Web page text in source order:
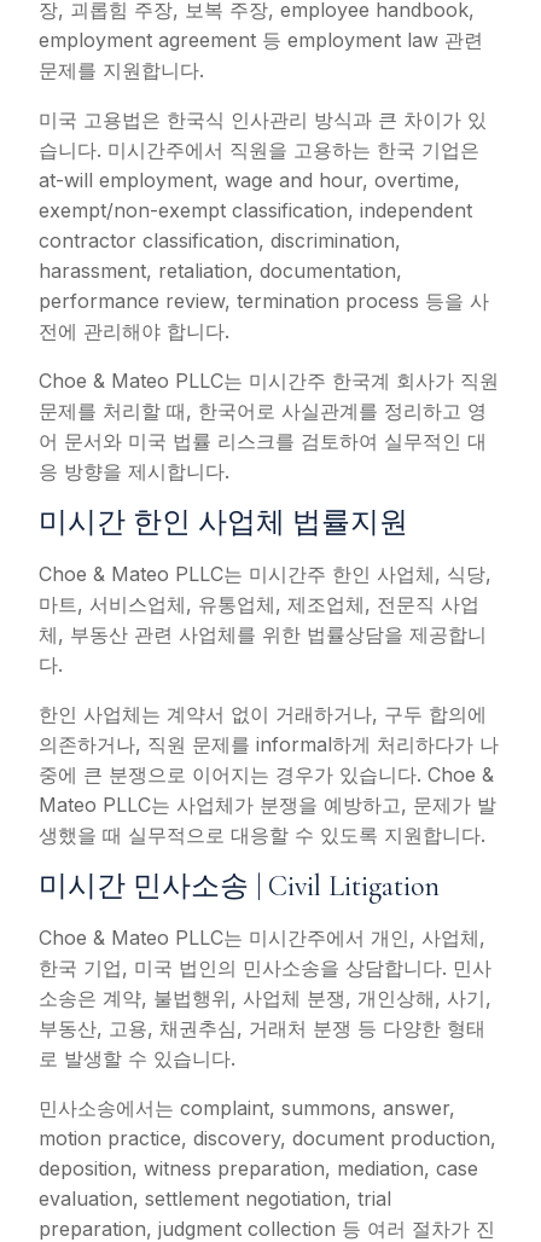
장, 괴롭힘 주장, 보복 주장, employee handbook,
employment agreement 등 employment law 관련
문제를 지원합니다.
미국 고용법은 한국식 인사관리 방식과 큰 차이가 있
습니다. 미시간주에서 직원을 고용하는 한국 기업은
at-will employment, wage and hour, overtime,
exempt/non-exempt classification, independent
contractor classification, discrimination,
harassment, retaliation, documentation,
performance review, termination process 등을 사
전에 관리해야 합니다.
Choe & Mateo PLLC는 미시간주 한국계 회사가 직원
문제를 처리할 때, 한국어로 사실관계를 정리하고 영
어 문서와 미국 법률 리스크를 검토하여 실무적인 대
응 방향을 제시합니다.
미시간 한인 사업체 법률지원
Choe & Mateo PLLC는 미시간주 한인 사업체, 식당,
마트, 서비스업체, 유통업체, 제조업체, 전문직 사업
체, 부동산 관련 사업체를 위한 법률상담을 제공합니
다.
한인 사업체는 계약서 없이 거래하거나, 구두 합의에
의존하거나, 직원 문제를 informal하게 처리하다가 나
중에 큰 분쟁으로 이어지는 경우가 있습니다. Choe &
Mateo PLLC는 사업체가 분쟁을 예방하고, 문제가 발
생했을 때 실무적으로 대응할 수 있도록 지원합니다.
미시간 민사소송 | Civil Litigation
Choe & Mateo PLLC는 미시간주에서 개인, 사업체,
한국 기업, 미국 법인의 민사소송을 상담합니다. 민사
소송은 계약, 불법행위, 사업체 분쟁, 개인상해, 사기,
부동산, 고용, 채권추심, 거래처 분쟁 등 다양한 형태
로 발생할 수 있습니다.
민사소송에서는 complaint, summons, answer,
motion practice, discovery, document production,
deposition, witness preparation, mediation, case
evaluation, settlement negotiation, trial
preparation, judgment collection 등 여러 절차가 진